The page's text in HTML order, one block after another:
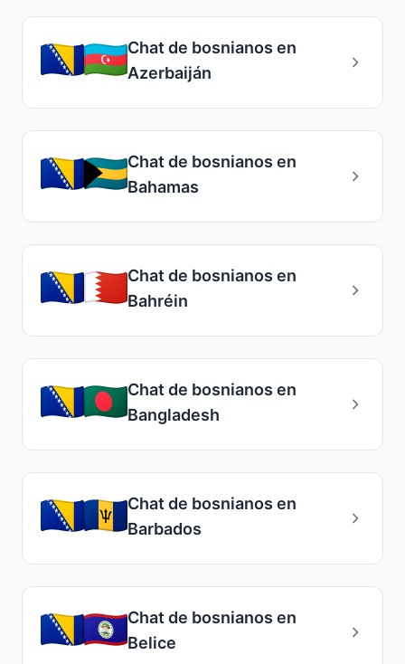
Chat de bosnianos en
Azerbaiján
Chat de bosnianos en
Bahamas
Chat de bosnianos en
Bahréin
Chat de bosnianos en
Bangladesh
Chat de bosnianos en
Barbados
Chat de bosnianos en
Belice